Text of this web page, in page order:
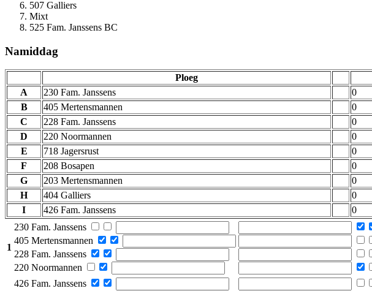
507 Galliers
Mixt
525 Fam. Janssens BC
Namiddag
Ploeg
A
230 Fam. Janssens 0
B
405 Mertensmannen 0
C
228 Fam. Janssens 0
D
220 Noormannen 0
E
718 Jagersrust 0
F
208 Bosapen 0
G
203 Mertensmannen 0
H
404 Galliers 0
I
426 Fam. Janssens 0
1
230 Fam. Janssens
405 Mertensmannen
228 Fam. Janssens
220 Noormannen
426 Fam. Janssens